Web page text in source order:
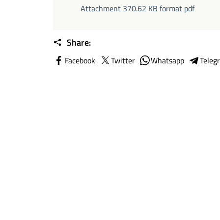
Attachment 370.62 KB format pdf
Share:
Facebook Twitter Whatsapp